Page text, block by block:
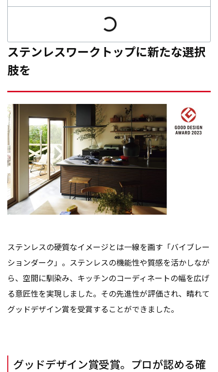
ステンレスワークトップに新たな選択
肢を
ステンレスの硬質なイメージとは一線を画す「バイブレー
ションダーク」。ステンレスの機能性や質感を活かしなが
ら、空間に馴染み、キッチンのコーディネートの幅を広げ
る意匠性を実現しました。その先進性が評価され、晴れて
グッドデザイン賞を受賞することができました。
グッドデザイン賞受賞。プロが認める確